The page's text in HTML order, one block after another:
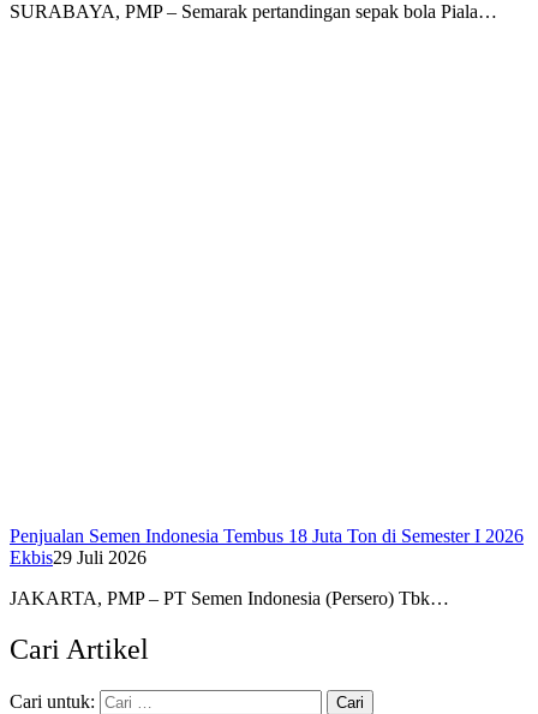
SURABAYA, PMP – Semarak pertandingan sepak bola Piala…
Penjualan Semen Indonesia Tembus 18 Juta Ton di Semester I 2026
Ekbis29 Juli 2026
JAKARTA, PMP – PT Semen Indonesia (Persero) Tbk…
Cari Artikel
Cari untuk: